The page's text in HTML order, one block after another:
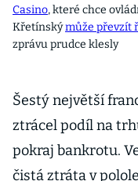
Casino, které chce
Křetínskýmůže převzít
zprávu prudce klesly
Šestý největší
ztrácel podíl na
pokraj bankrotu.
čistá ztráta v